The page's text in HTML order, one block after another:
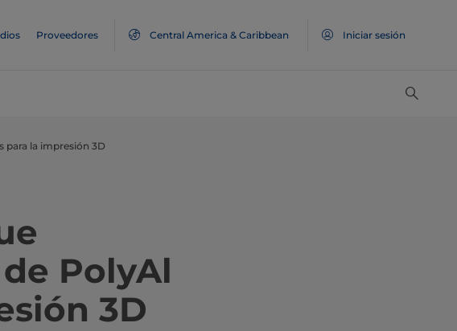
Proveedores Central America & Caribbean Iniciar sesión
para la impresión 3D
PolyAl
3D